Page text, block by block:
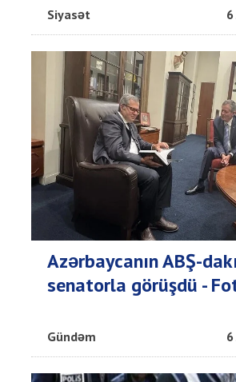
Siyasət
Azərbaycanın ABŞ-
senatorla görüşdü -
Gündəm